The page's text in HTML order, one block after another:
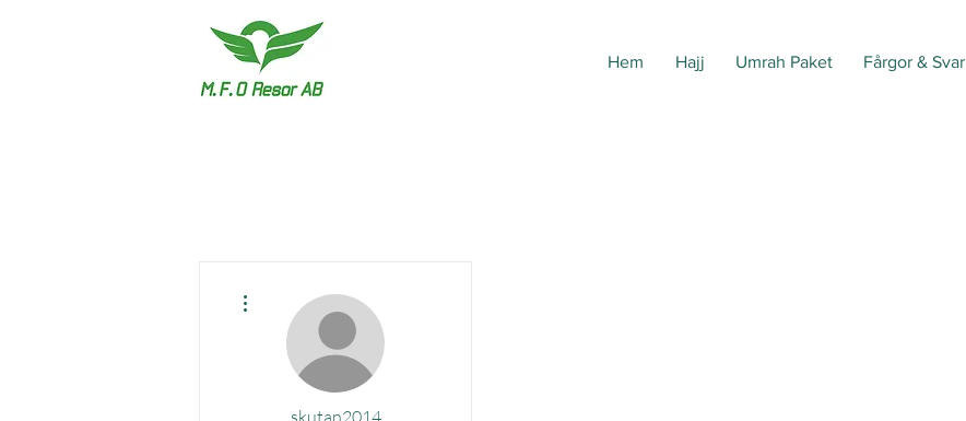
Hem Hajj Umrah Paket Fårgor & Svar
skutan2014